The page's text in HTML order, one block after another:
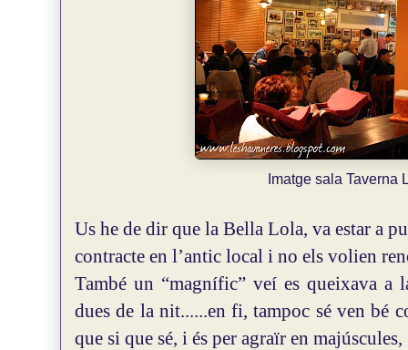
Imatge sala Taverna
Us he de dir que la Bella Lola, va estar a
contracte en l’antic local i no els volien
També un “magnífic” veí es queixava a
dues de la nit......en fi, tampoc sé ven bé
que si que sé, i és per agraïr en